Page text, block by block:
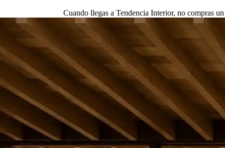
Cuando llegas a Tendencia Interior, no compras